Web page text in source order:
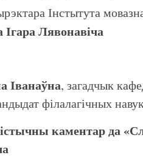
Інстытута
Лявонавіча
Іванаўна, загадчык
філалагічных
каментар да